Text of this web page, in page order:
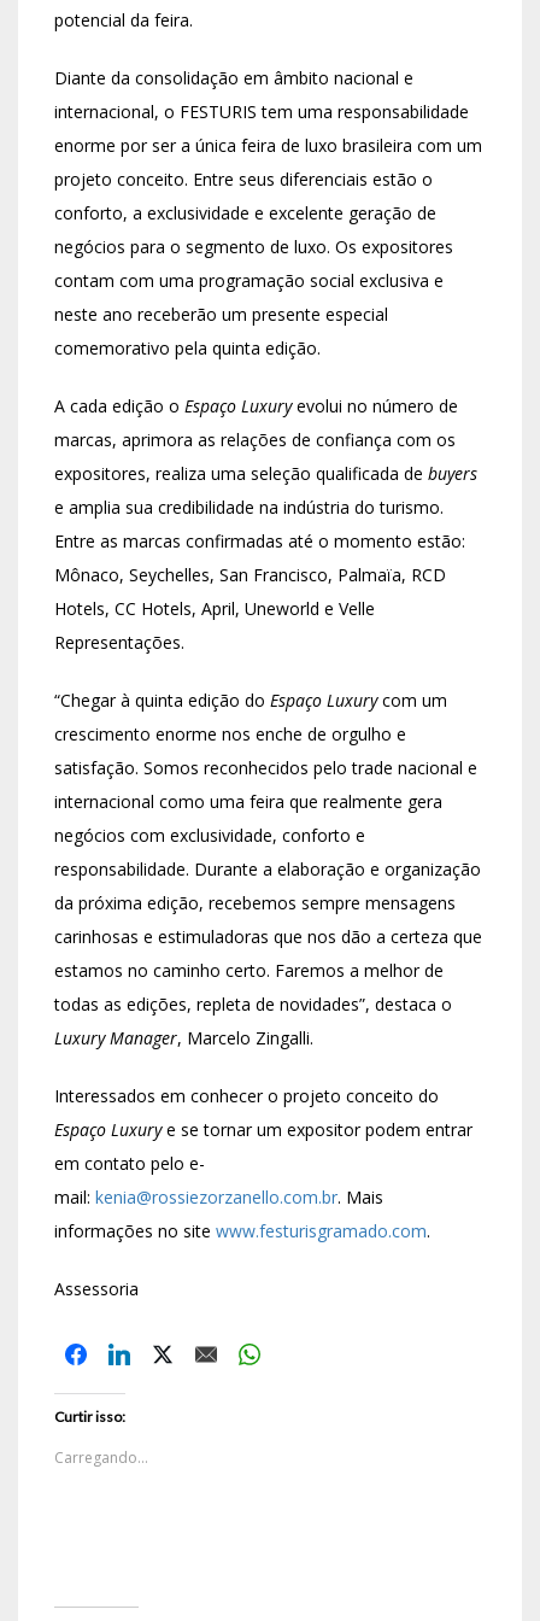
potencial da feira.
Diante da consolidação em âmbito nacional e
internacional, o FESTURIS tem uma responsabilidade
enorme por ser a única feira de luxo brasileira com um
projeto conceito. Entre seus diferenciais estão o
conforto, a exclusividade e excelente geração de
negócios para o segmento de luxo. Os expositores
contam com uma programação social exclusiva e
neste ano receberão um presente especial
comemorativo pela quinta edição.
A cada edição o Espaço Luxuryevolui no número de
marcas, aprimora as relações de confiança com os
expositores, realiza uma seleção qualificada de buyers
e amplia sua credibilidade na indústria do turismo.
Entre as marcas confirmadas até o momento estão:
Mônaco, Seychelles, San Francisco, Palmaïa, RCD
Hotels, CC Hotels, April, Uneworld e Velle
Representações.
“Chegar à quinta edição do Espaço Luxurycom um
crescimento enorme nos enche de orgulho e
satisfação. Somos reconhecidos pelo trade nacional e
internacional como uma feira que realmente gera
negócios com exclusividade, conforto e
responsabilidade. Durante a elaboração e organização
da próxima edição, recebemos sempre mensagens
carinhosas e estimuladoras que nos dão a certeza que
estamos no caminho certo. Faremos a melhor de
todas as edições, repleta de novidades”, destaca o
Luxury Manager, Marcelo Zingalli.
Interessados em conhecer o projeto conceito do
Espaço Luxurye se tornar um expositor podem entrar
em contato pelo e-
mail: kenia@rossiezorzanello.com.br. Mais
informações no site www.festurisgramado.com.
Assessoria
Curtir isso:
Carregando...